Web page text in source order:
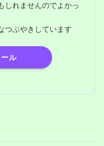
しれませんのでよかっ
つぶやきしています
ル